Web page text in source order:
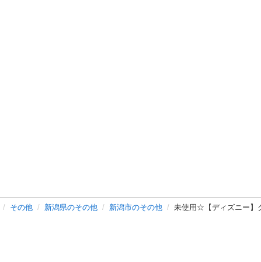
その他 新潟県のその他 新潟市のその他 未使用☆【ディズニー】